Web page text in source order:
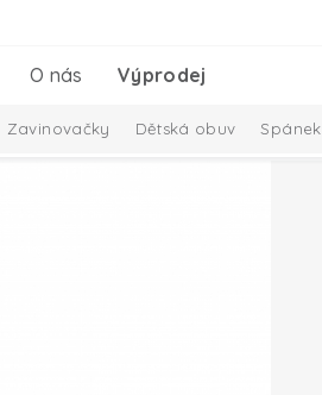
O nás Výprodej
Zavinovačky Dětská obuv Spánek